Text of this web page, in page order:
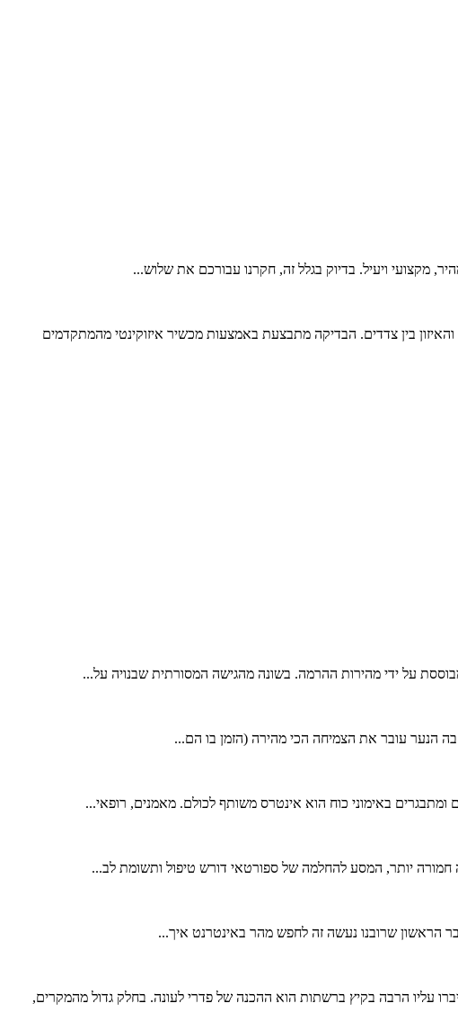
מקצועי ויעיל. בדיוק בגלל זה, חקרנו עבורכם את שלוש...
בין צדדים. הבדיקה מתבצעת באמצעות מכשיר איזוקינטי מהמתקדמים
על ידי מהירות ההרמה. בשונה מהגישה המסורתית שבנויה על...
ומתבגרים באימוני כוח הוא אינטרס משותף לכולם. מאמנים, רופאי...
יותר, המסע להחלמה של ספורטאי דורש טיפול ותשומת לב...
הראשון שרובנו נעשה זה לחפש מהר באינטרנט איך...
עליו הרבה בקיץ ברשתות הוא ההכנה של פדרי לעונה. בחלק גדול מהמקרים,